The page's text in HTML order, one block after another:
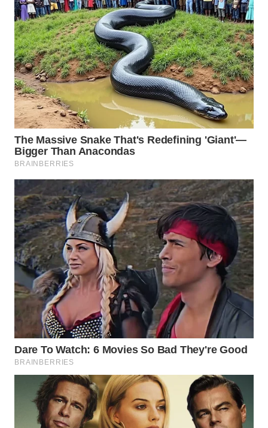
SERIBU
WN
TANGERANG
WN
BINJAI
WN
CIREBON
INDRAMAYU
WN
KUNINGAN
WN
MAJALENGKA
WN
SUBANG
WN
SUKABUMI
WN
PURWAKARTA